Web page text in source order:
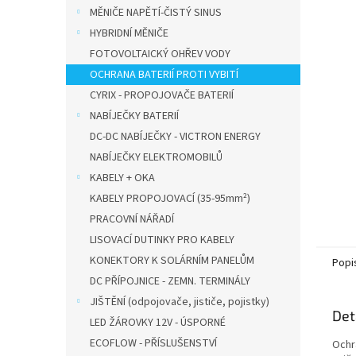
MĚNIČE NAPĚTÍ-ČISTÝ SINUS
HYBRIDNÍ MĚNIČE
FOTOVOLTAICKÝ OHŘEV VODY
OCHRANA BATERIÍ PROTI VYBITÍ
CYRIX - PROPOJOVAČE BATERIÍ
NABÍJEČKY BATERIÍ
DC-DC NABÍJEČKY - VICTRON ENERGY
NABÍJEČKY ELEKTROMOBILŮ
KABELY + OKA
KABELY PROPOJOVACÍ (35-95mm²)
PRACOVNÍ NÁŘADÍ
LISOVACÍ DUTINKY PRO KABELY
KONEKTORY K SOLÁRNÍM PANELŮM
DC PŘÍPOJNICE - ZEMN. TERMINÁLY
JIŠTĚNÍ (odpojovače, jističe, pojistky)
LED ŽÁROVKY 12V - ÚSPORNÉ
ECOFLOW - PŘÍSLUŠENSTVÍ